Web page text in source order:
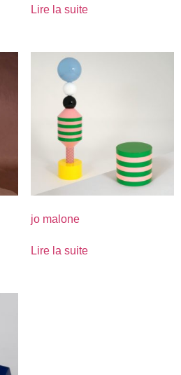
Lire la suite
jo malone
Lire la suite